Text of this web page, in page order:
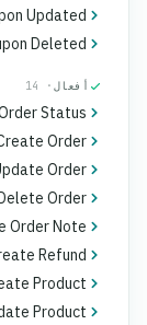
Updated
Deleted
أفعال · 14
Status
Order
Order
Order
Order Note
Refund
Product
Product